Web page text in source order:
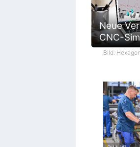
Neue
CNC-
Bild: